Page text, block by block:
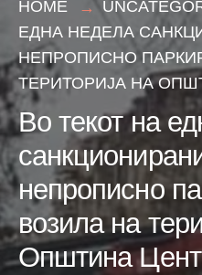
HOME
ЕДНА НЕДЕЛА
НЕПРОПИСНО
ТЕРИТОРИЈА НА
Во текот на
непрописно
возила на
Општина